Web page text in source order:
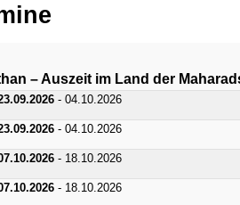
– Auszeit im Land der
- 04.10.2026
- 04.10.2026
- 18.10.2026
- 18.10.2026